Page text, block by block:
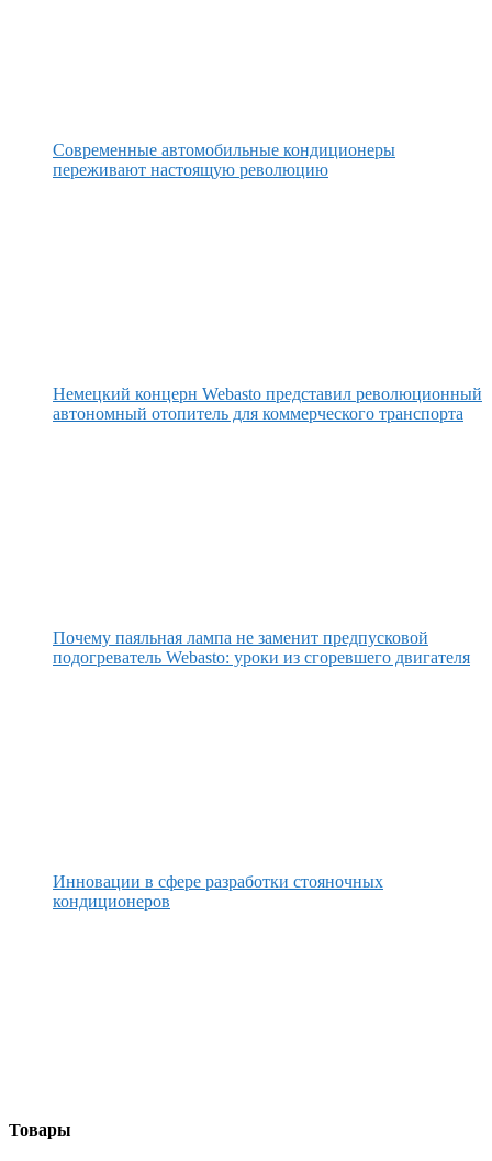
Современные автомобильные кондиционеры
переживают настоящую революцию
Немецкий концерн Webasto представил революционный
автономный отопитель для коммерческого транспорта
Почему паяльная лампа не заменит предпусковой
подогреватель Webasto: уроки из сгоревшего двигателя
Инновации в сфере разработки стояночных
кондиционеров
Товары